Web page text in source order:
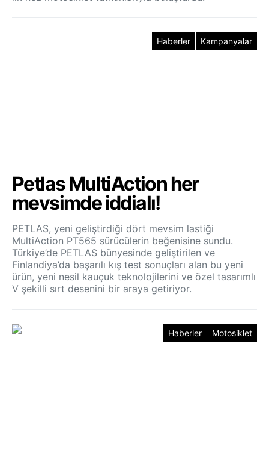
Haberler Kampanyalar
Petlas MultiAction her
mevsimde iddialı!
PETLAS, yeni geliştirdiği dört mevsim lastiği
MultiAction PT565 sürücülerin beğenisine sundu.
Türkiye’de PETLAS bünyesinde geliştirilen ve
Finlandiya’da başarılı kış test sonuçları alan bu yeni
ürün, yeni nesil kauçuk teknolojilerini ve özel tasarımlı
V şekilli sırt desenini bir araya getiriyor.
Haberler Motosiklet